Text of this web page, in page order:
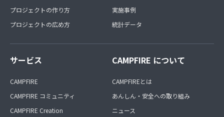
プロジェクトの作り方
プロジェクトの広め方
実施事例
統計データ
サービス
CAMPFIRE
CAMPFIRE コミュニティ
CAMPFIRE Creation
CAMPFIRE について
CAMPFIREとは
あんしん・安全への取り組み
ニュース